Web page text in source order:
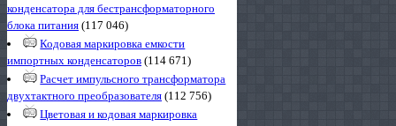
конденсатора для бестрансформаторного
блока питания (117 046)
Кодовая маркировка емкости
импортных конденсаторов (114 671)
Расчет импульсного трансформатора
двухтактного преобразователя (112 756)
Цветовая и кодовая маркировка